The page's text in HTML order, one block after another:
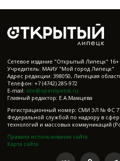
Cетевое издание "Открытый Липецк" 16+
Учредитель: МАИУ "Мой город Липецк"
Адрес редакции: 398050, Липецкая
Телефон: +7 (4742) 285-972
E-mail: site@openlipetsk.ru
Главный редактор: Е.А.Мамцева
Регистрационный номер: СМИ ЭЛ № ФС
Федеральной службой по надзору в
технологий и массовых коммуникаций
Правила использования сайта
Карта сайта